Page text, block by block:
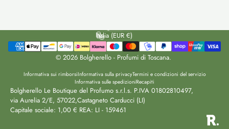
© 2026 Bolgherello - Profumi di Toscana.
Informativa sui rimborsiInformativa sulla privacyTermini e condizioni del servizio
Informativa sulle spedizioniRecapiti
Lingua
Paese/Area geografica
Italia (EUR €)
Bolgherello Le Boutique del Profumo s.r.l.s. P.IVA 01802810497,
via Aurelia 2/E, 57022,Castagneto Carducci (LI)
Capitale sociale: 1,00 € REA: LI - 159461